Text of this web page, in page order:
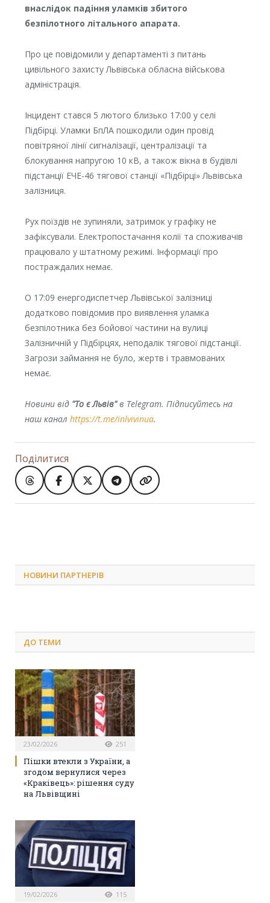
внаслідок падіння уламків збитого
безпілотного літального апарата.
Про це повідомили у департаменті з питань
цивільного захистуЛьвівська обласна військова
адміністрація.
Інцидент стався 5 лютого близько 17:00 у селі
Підбірці. Уламки БпЛА пошкодили один провід
повітряної лінії сигналізації, централізації та
блокування напругою 10 кВ, а також вікна в будівлі
підстанції ЕЧЕ-46 тягової станції «Підбірці»Львівська
залізниця.
Рух поїздів не зупиняли, затримок у графіку не
зафіксували. Електропостачання колії та споживачів
працювало у штатному режимі. Інформації про
постраждалих немає.
О 17:09 енергодиспетчер Львівської залізниці
додатково повідомив про виявлення уламка
безпілотника без бойової частини на вулиці
Залізничній у Підбірцях, неподалік тягової підстанції.
Загрози займання не було, жертв і травмованих
немає.
Новини від "То є Львів"в Telegram. Підписуйтесь на
наш канал https://t.me/inlvivinua.
Поділитися
НОВИНИ ПАРТНЕРІВ
ДО ТЕМИ
23/02/2026 251
Пішки втекли з України, а
згодом вернулися через
«Краківець»: рішення суду
на Львівщині
19/02/2026 115